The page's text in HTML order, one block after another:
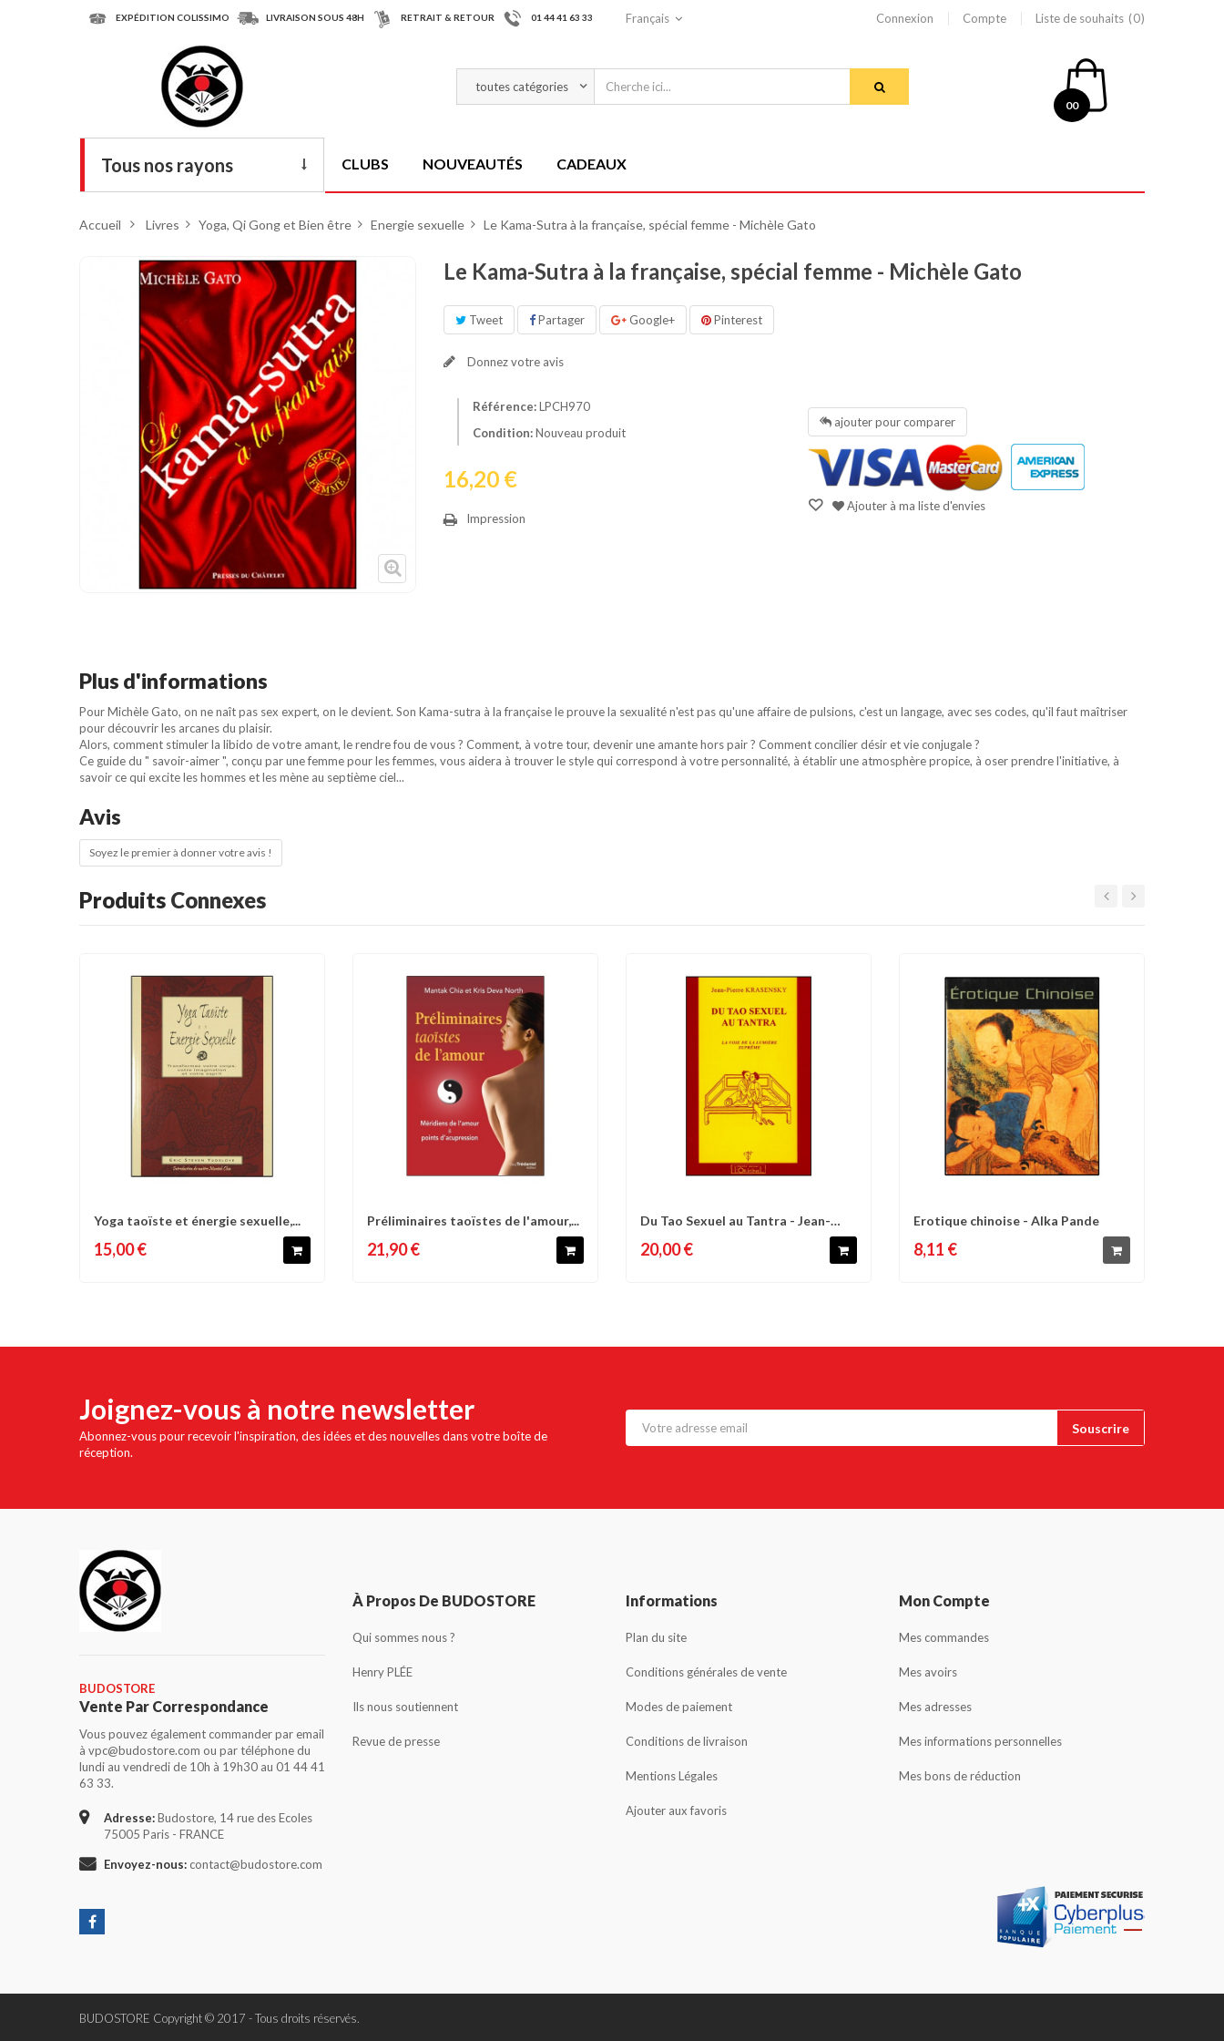
EXPÉDITION COLISSIMO LIVRAISON SOUS 48H RETRAIT & RETOUR 01 44 41 63 33 Français Connexion Compte Liste de souhaits 0
00
Tous nos rayons
Armes
Tenues
Chaussures
Protections
Cible de frappe
Condition physique
Accessoires
Tatamis
Décoration
Voir plus
CLUBS NOUVEAUTÉS CADEAUX
Accueil > Livres > Yoga, Qi Gong et Bien être > Energie sexuelle > Le Kama-Sutra à la française, spécial femme - Michèle Gato
Le Kama-Sutra à la française, spécial femme - Michèle Gato
Tweet Partager Google+ Pinterest
Donnez votre avis
Référence:LPCH970
Condition:Nouveau produit
16,20 €
Impression
ajouter pour comparer
Ajouter à ma liste d'envies
Plus d'informations
Pour Michèle Gato, on ne naît pas sex expert, on le devient. Son Kama-sutra à la française le prouve la sexualité n'est pas qu'une affaire de pulsions, c'est un langage, avec ses codes, qu'il faut maîtriser
pour découvrir les arcanes du plaisir.
Alors, comment stimuler la libido de votre amant, le rendre fou de vous ? Comment, à votre tour, devenir une amante hors pair ? Comment concilier désir et vie conjugale ?
Ce guide du " savoir-aimer ", conçu par une femme pour les femmes, vous aidera à trouver le style qui correspond à votre personnalité, à établir une atmosphère propice, à oser prendre l'initiative, à
savoir ce qui excite les hommes et les mène au septième ciel...
Avis
Soyez le premier à donner votre avis !
Produits Connexes
Comparer Liste d'envies
Yoga taoïste et énergie sexuelle,...
15,00 €
Comparer Liste d'envies
Préliminaires taoïstes de l'amour,...
21,90 €
Comparer Liste d'envies
Du Tao Sexuel au Tantra - Jean-
20,00 €
Comparer Liste d'envies
Erotique chinoise - Alka Pande
8,11 €
Joignez-vous à notre newsletter
Abonnez-vous pour recevoir l'inspiration, des idées et des nouvelles dans votre boîte de
réception.
BUDOSTORE
Vente Par Correspondance
Vous pouvez également commander par email
à vpc@budostore.com ou par téléphone du
lundi au vendredi de 10h à 19h30 au 01 44 41
63 33.
Adresse:Budostore, 14 rue des Ecoles
75005 Paris - FRANCE
Envoyez-nous: contact@budostore.com
À Propos De BUDOSTORE
Qui sommes nous ?
Henry PLÉE
Ils nous soutiennent
Revue de presse
Informations
Plan du site
Conditions générales de vente
Modes de paiement
Conditions de livraison
Mentions Légales
Ajouter aux favoris
Mon Compte
Mes commandes
Mes avoirs
Mes adresses
Mes informations personnelles
Mes bons de réduction
BUDOSTORE Copyright © 2017 - Tous droits réservés.